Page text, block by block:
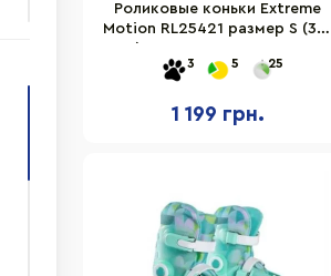
Роликовые коньки Extreme
Motion RL25421 размер S (30-
3 5 25
1 199 грн.